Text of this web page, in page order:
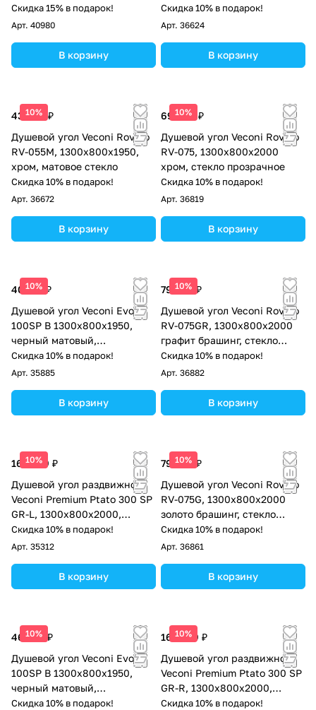
прозрачное стекло, никель
Скидка 15% в подарок!
Арт. 40980
В корзину
прозрачное стекло
Скидка 10% в подарок!
Арт. 36624
В корзину
10%
43 868 ₽
Душевой угол Veconi Rovigo
RV-055M, 1300х800х1950,
хром, матовое стекло
Скидка 10% в подарок!
Арт. 36672
В корзину
10%
69 440 ₽
Душевой угол Veconi Rovigo
RV-075, 1300х800х2000
хром, стекло прозрачное
Скидка 10% в подарок!
Арт. 36819
В корзину
10%
40 174 ₽
Душевой угол Veconi Evo
100SP B 1300х800x1950,
черный матовый,
прозрачное стекло
Скидка 10% в подарок!
Арт. 35885
В корзину
10%
79 082 ₽
Душевой угол Veconi Rovigo
RV-075GR, 1300х800х2000
графит брашинг, стекло
прозрачное
Скидка 10% в подарок!
Арт. 36882
В корзину
10%
163 939 ₽
Душевой угол раздвижной
Veconi Premium Ptato 300 SP
GR-L, 1300х800x2000,
брашированный графит,
стекло прозрачное
Скидка 10% в подарок!
Арт. 35312
В корзину
10%
79 082 ₽
Душевой угол Veconi Rovigo
RV-075G, 1300х800х2000
золото брашинг, стекло
прозрачное
Скидка 10% в подарок!
Арт. 36861
В корзину
10%
46 478 ₽
Душевой угол Veconi Evo
100SP B 1300х800x1950,
черный матовый,
тонированное стекло
Скидка 10% в подарок!
10%
163 939 ₽
Душевой угол раздвижной
Veconi Premium Ptato 300 SP
GR-R, 1300х800x2000,
брашированный графит,
Скидка 10% в подарок!